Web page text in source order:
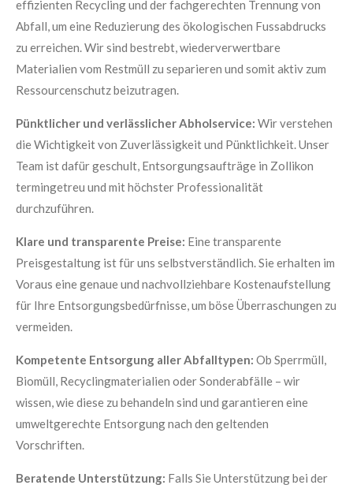
effizienten Recycling und der fachgerechten Trennung von
Abfall, um eine Reduzierung des ökologischen Fussabdrucks
zu erreichen. Wir sind bestrebt, wiederverwertbare
Materialien vom Restmüll zu separieren und somit aktiv zum
Ressourcenschutz beizutragen.
Pünktlicher und verlässlicher Abholservice: Wir verstehen
die Wichtigkeit von Zuverlässigkeit und Pünktlichkeit. Unser
Team ist dafür geschult, Entsorgungsaufträge in Zollikon
termingetreu und mit höchster Professionalität
durchzuführen.
Klare und transparente Preise: Eine transparente
Preisgestaltung ist für uns selbstverständlich. Sie erhalten im
Voraus eine genaue und nachvollziehbare Kostenaufstellung
für Ihre Entsorgungsbedürfnisse, um böse Überraschungen zu
vermeiden.
Kompetente Entsorgung aller Abfalltypen: Ob Sperrmüll,
Biomüll, Recyclingmaterialien oder Sonderabfälle – wir
wissen, wie diese zu behandeln sind und garantieren eine
umweltgerechte Entsorgung nach den geltenden
Vorschriften.
Beratende Unterstützung: Falls Sie Unterstützung bei der